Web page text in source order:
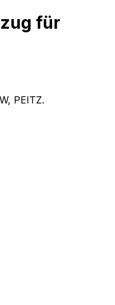
für
PEITZ.